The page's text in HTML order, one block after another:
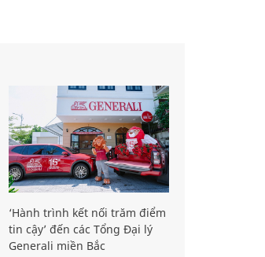
‘Hành trình kết nối trăm điểm
tin cậy’ đến các Tổng Đại lý
Generali miền Bắc